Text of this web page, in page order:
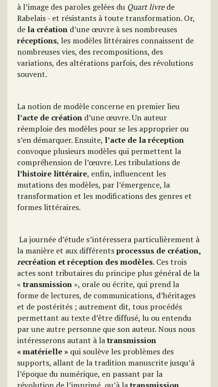
à l’image des paroles gelées du Quart livrede
Rabelais - et résistants à toute transformation. Or,
de la création d’une œuvre à ses nombreuses
réceptions, les modèles littéraires connaissent de
nombreuses vies, des recompositions, des
variations, des altérations parfois, des révolutions
souvent.
La notion de modèle concerne en premier lieu
l’acte de création d’une œuvre. Un auteur
réemploie des modèles pour se les approprier ou
s’en démarquer. Ensuite, l’acte de la réception
convoque plusieurs modèles qui permettent la
compréhension de l’œuvre. Les tribulations de
l’histoire littéraire, enfin, influencent les
mutations des modèles, par l’émergence, la
transformation et les modifications des genres et
formes littéraires.
La journée d’étude s’intéressera particulièrement à
la manière et aux différentsprocessus de création,
recréation et réception des modèles. Ces trois
actes sont tributaires du principe plus général de la
«transmission », orale ou écrite, qui prend la
forme de lectures, de communications, d’héritages
et de postérités ; autrement dit, tous procédés
permettant au texte d’être diffusé, lu ou entendu
par une autre personne que son auteur. Nous nous
intéresserons autant à latransmission
« matérielle » qui soulève les problèmes des
supports, allant de la tradition manuscrite jusqu’à
l’époque du numérique, en passant par la